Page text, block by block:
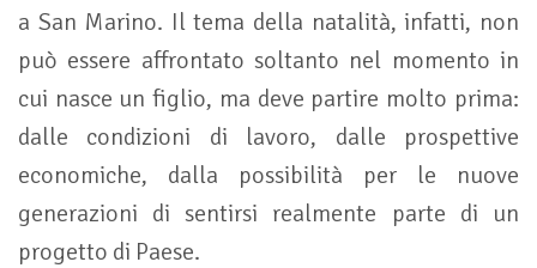
a San Marino. Il tema della natalità, infatti, non
può essere affrontato soltanto nel momento in
cui nasce un figlio, ma deve partire molto prima:
dalle condizioni di lavoro, dalle prospettive
economiche, dalla possibilità per le nuove
generazioni di sentirsi realmente parte di un
progetto di Paese.